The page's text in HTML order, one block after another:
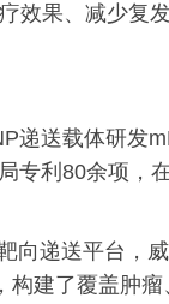
效果、减少复
递送载体研发
专利80余项，
向递送平台，
建了覆盖肿